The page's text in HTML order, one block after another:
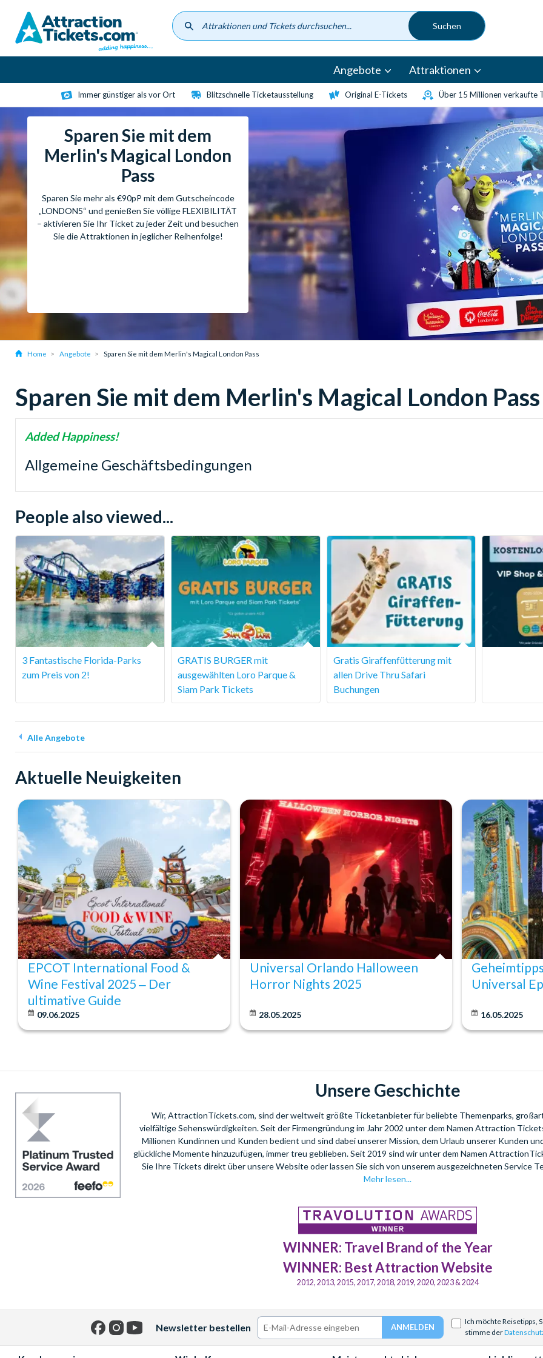
content
Angebote Attraktionen
Immer günstiger als vor Ort Blitzschnelle Ticketausstellung Original E-Tickets Über 15 Millionen verkaufte
Sparen Sie mit dem
Merlin's Magical London
Pass
Sparen Sie mehr als €90pP mit dem Gutscheincode
„LONDON5“ und genießen Sie völlige FLEXIBILITÄT
– aktivieren Sie Ihr Ticket zu jeder Zeit und besuchen
Sie die Attraktionen in jeglicher Reihenfolge!
Home Angebote Sparen Sie mit dem Merlin's Magical London Pass
Sparen Sie mit dem Merlin's Magical London Pass
Added Happiness!
Allgemeine Geschäftsbedingungen
People also viewed...
3 Fantastische Florida-Parks
zum Preis von 2!
GRATIS BURGER mit
ausgewählten Loro Parque &
Siam Park Tickets
Gratis Giraffenfütterung mit
allen Drive Thru Safari
Buchungen
Alle Angebote
Aktuelle Neuigkeiten
EPCOT International Food &
Wine Festival 2025 ‒ Der
ultimative Guide
09.06.2025
Universal Orlando Halloween
Horror Nights 2025
28.05.2025
Universal
16.05.2025
Unsere Geschichte
Wir, AttractionTickets.com, sind der weltweit größte Ticketanbieter für beliebte Themenparks,
vielfältige Sehenswürdigkeiten. Seit der Firmengründung im Jahr 2002 unter dem Namen Attraction
Millionen Kundinnen und Kunden bedient und sind dabei unserer Mission, dem Urlaub unserer Kunden
glückliche Momente hinzuzufügen, immer treu geblieben. Seit 2019 sind wir unter dem Namen
Sie Ihre Tickets direkt über unsere Website oder lassen Sie sich von unserem ausgezeichneten Service
Mehr lesen...
WINNER: Travel Brand of the Year
WINNER: Best Attraction Website
2012, 2013, 2015, 2017, 2018, 2019, 2020, 2023 & 2024
Newsletter bestellen
Ich möchte Reisetipps,
stimme der